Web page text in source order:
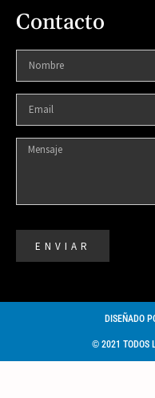
Contacto
ENVIAR
DISEÑADO
© 2021 TODOS